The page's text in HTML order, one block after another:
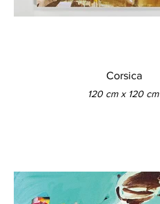
Corsica
120 cm x 120 cm